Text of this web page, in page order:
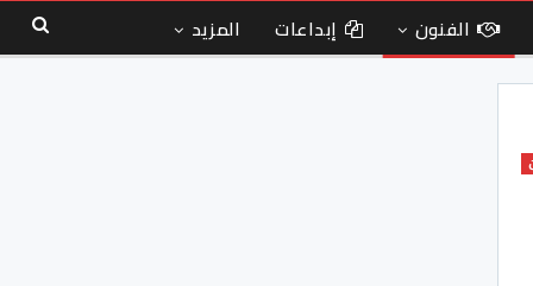
الفنون إبداعات المزيد